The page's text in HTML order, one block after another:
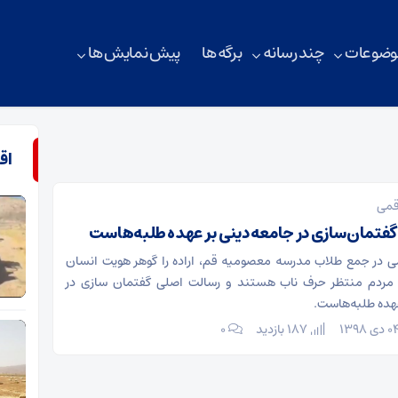
چند رسانه برگه ها پیش نمایش ها
در جامعه دینی بر عهده طلبه‌هاست
در جمع طلاب مدرسه معصومیه قم، اراده را گوهر هویت انسان
منتظر حرف ناب هستند و رسالت اصلی گفتمان سازی در
طلبه‌هاست.
۰